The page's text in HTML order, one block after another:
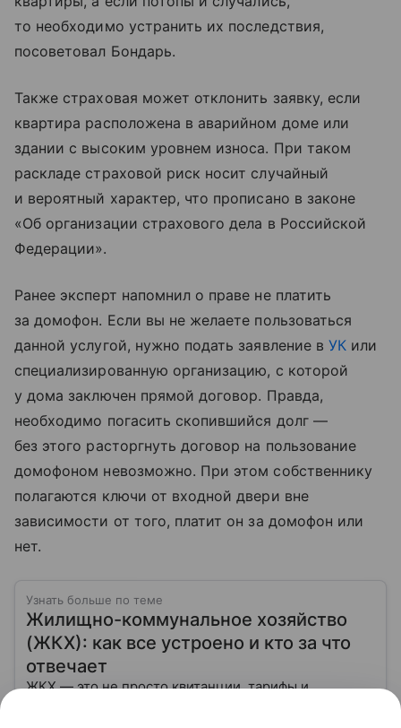
то необходимо устранить их последствия,
посоветовал Бондарь.
Также страховая может отклонить заявку, если
квартира расположена в аварийном доме или
здании с высоким уровнем износа. При таком
раскладе страховой риск носит случайный
и вероятный характер, что прописано в законе
«Об организации страхового дела в Российской
Федерации».
Ранее эксперт напомнил о праве не платить
за домофон. Если вы не желаете пользоваться
данной услугой, нужно подать заявление в УК или
специализированную организацию, с которой
у дома заключен прямой договор. Правда,
необходимо погасить скопившийся долг —
без этого расторгнуть договор на пользование
домофоном невозможно. При этом собственнику
полагаются ключи от входной двери вне
зависимости от того, платит он за домофон или
нет.
Узнать больше по теме
Жилищно-коммунальное хозяйство
(ЖКХ): как все устроено и кто за что
отвечает
ЖКХ — это не просто квитанции, тарифы и